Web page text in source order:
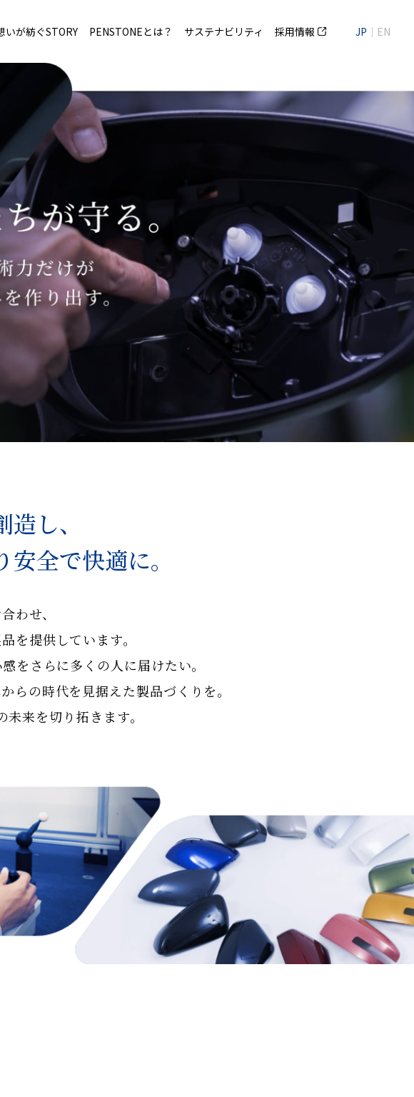
いが紡ぐSTORY PENSTONEとは？ サステナビリティ 採用情報 JP EN
し、
安全で快適に。
わせ、
を提供しています。
をさらに多くの人に届けたい。
らの時代を見据えた製品づくりを。
来を切り拓きます。